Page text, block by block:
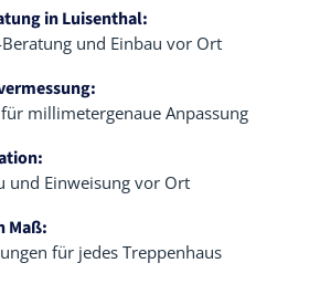
in Luisenthal:
und Einbau vor Ort
millimetergenaue Anpassung
und Einweisung vor Ort
Maß:
für jedes Treppenhaus